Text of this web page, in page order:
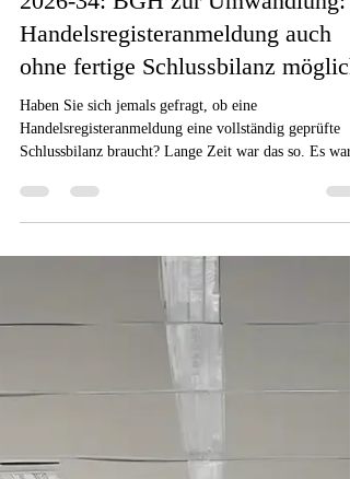
31. Mai 9 Min. Lesezeit
15-Umstrukturierung
2026-34: BGH zur Umwandlung:
Handelsregisteranmeldung auch
Schlussbilanz braucht? Lange Zeit war das so. Es war
eine Hürde für Unternehmen, die sich umwandeln